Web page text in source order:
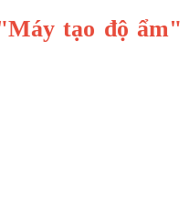
tạo độ ẩm"